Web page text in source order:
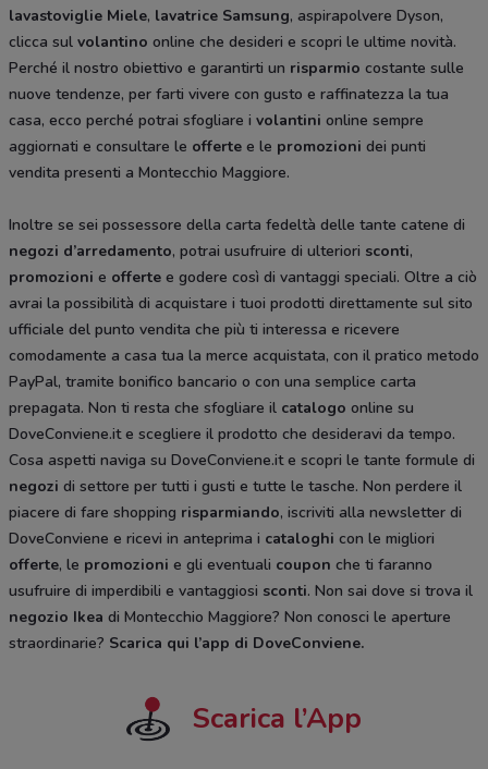
lavastoviglie Miele, lavatrice Samsung, aspirapolvere Dyson,
clicca sul volantino online che desideri e scopri le ultime novità.
Perché il nostro obiettivo e garantirti un risparmio costante sulle
nuove tendenze, per farti vivere con gusto e raffinatezza la tua
casa, ecco perché potrai sfogliare i volantini online sempre
aggiornati e consultare le offerte e le promozioni dei punti
vendita presenti a Montecchio Maggiore.
Inoltre se sei possessore della carta fedeltà delle tante catene di
negozi d’arredamento, potrai usufruire di ulteriori sconti,
promozioni e offerte e godere così di vantaggi speciali. Oltre a ciò
avrai la possibilità di acquistare i tuoi prodotti direttamente sul sito
ufficiale del punto vendita che più ti interessa e ricevere
comodamente a casa tua la merce acquistata, con il pratico metodo
PayPal, tramite bonifico bancario o con una semplice carta
prepagata. Non ti resta che sfogliare il catalogo online su
DoveConviene.it e scegliere il prodotto che desideravi da tempo.
Cosa aspetti naviga su DoveConviene.it e scopri le tante formule di
negozi di settore per tutti i gusti e tutte le tasche. Non perdere il
piacere di fare shopping risparmiando, iscriviti alla newsletter di
DoveConviene e ricevi in anteprima i cataloghi con le migliori
offerte, le promozioni e gli eventuali coupon che ti faranno
usufruire di imperdibili e vantaggiosi sconti. Non sai dove si trova il
negozio Ikea di Montecchio Maggiore? Non conosci le aperture
straordinarie? Scarica qui l’app di DoveConviene.
Scarica l’App